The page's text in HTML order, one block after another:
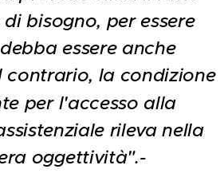
bisogno, per essere
essere anche
la condizione
per l'accesso alla
rileva nella
oggettività".-